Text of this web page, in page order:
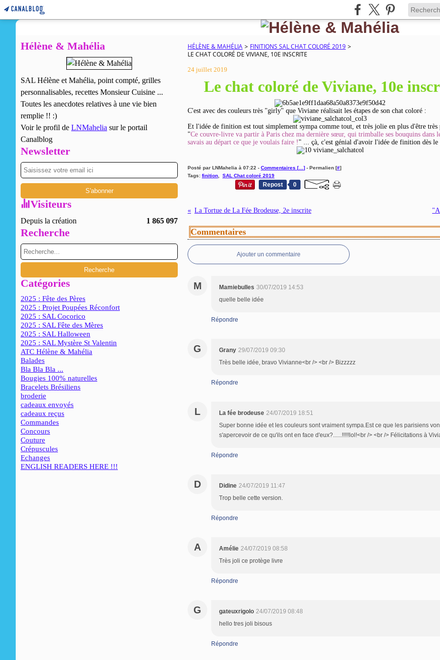
Hélène & Mahélia
SAL Hélène et Mahélia, point compté, grilles
personnalisables, recettes Monsieur Cuisine ...
Toutes les anecdotes relatives à une vie bien
remplie !! :)
Voir le profil de LNMahelia sur le portail
Canalblog
Newsletter
Visiteurs
Depuis la création 1 865 097
Recherche
Catégories
2025 : Fête des Pères
2025 : Projet Poupées Réconfort
2025 : SAL Cocorico
2025 : SAL Fête des Mères
2025 : SAL Halloween
2025 : SAL Mystère St Valentin
ATC Hélène & Mahélia
Balades
Bla Bla Bla ...
Bougies 100% naturelles
Bracelets Brésiliens
broderie
cadeaux envoyés
cadeaux reçus
Commandes
Concours
Couture
Crépuscules
Echanges
ENGLISH READERS HERE !!!
HÉLÈNE & MAHÉLIA > FINITIONS SAL CHAT COLORÉ 2019 >
LE CHAT COLORÉ DE VIVIANE, 10E INSCRITE
24 juillet 2019
Le chat coloré de Viviane, 10e
C'est avec des couleurs très "girly" que Viviane réalisait les étapes de son chat coloré :
Et l'idée de finition est tout simplement sympa comme tout, et très jolie en plus d'être très
"Ce couvre-livre va partir à Paris chez ma dernière sœur, qui trimballe ses bouquins dans
savais au départ ce que je voulais faire ! " ... çà, c'est génial d'avoir l'idée de finition dès le
Posté par LNMahelia à 07:22 - Commentaires [… ] - Permalien [#]
Tags: finition SAL Chat coloré 2019
Repost 0
La Tortue de La Fée Brodeuse, 2e inscrite
Commentaires
Ajouter un commentaire
M Mamiebulles 30/07/2019 14:53
quelle belle idée
Répondre
G Grany 29/07/2019 09:30
Très belle idée, bravo Vivianne<br /> <br /> Bizzzzz
Répondre
L La fée brodeuse 24/07/2019 18:51
Super bonne idée et les couleurs sont vraiment sympa.Est ce que les parisiens
s'apercevoir de ce qu'ils ont en face d'eux?......!!!!!lol!<br /> <br /> Félicitations à
Répondre
D Didine 24/07/2019 11:47
Trop belle cette version.
Répondre
A Amélie 24/07/2019 08:58
Très joli ce protège livre
Répondre
G gateuxrigolo 24/07/2019 08:48
hello tres joli bisous
Répondre